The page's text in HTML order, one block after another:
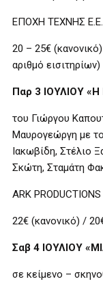
ΕΠΟΧΗ ΤΕΧΝΗΣ Ε.Ε.
20 – 25€
αριθμό εισιτηρίων)
Παρ 3 ΙΟΥΛΙΟΥ
του Γιώργου
Μαυρογεώργη με
Ιακωβίδη, Στέλιο
Σκώτη, Σταμάτη
ARK PRODUCTIONS
22€ (κανονικό) /
Σαβ 4 ΙΟΥΛΙΟΥ
σε κείμενο –